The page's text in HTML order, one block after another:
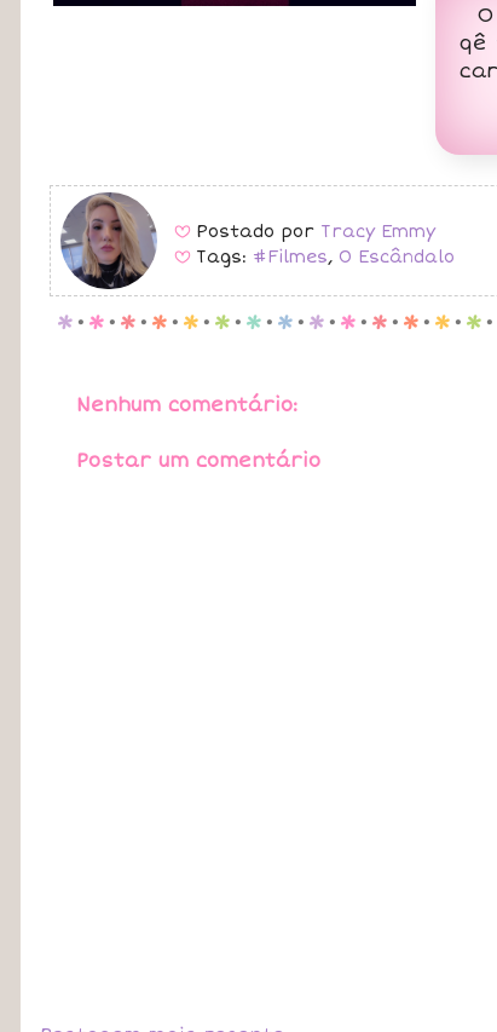
qê
B Postado por Tracy Emmy
B Tags: #Filmes, O Escândalo
p . p . p . p . p . p . p . p . p . p . p . p . p . p .
Nenhum comentário:
Postar um comentário